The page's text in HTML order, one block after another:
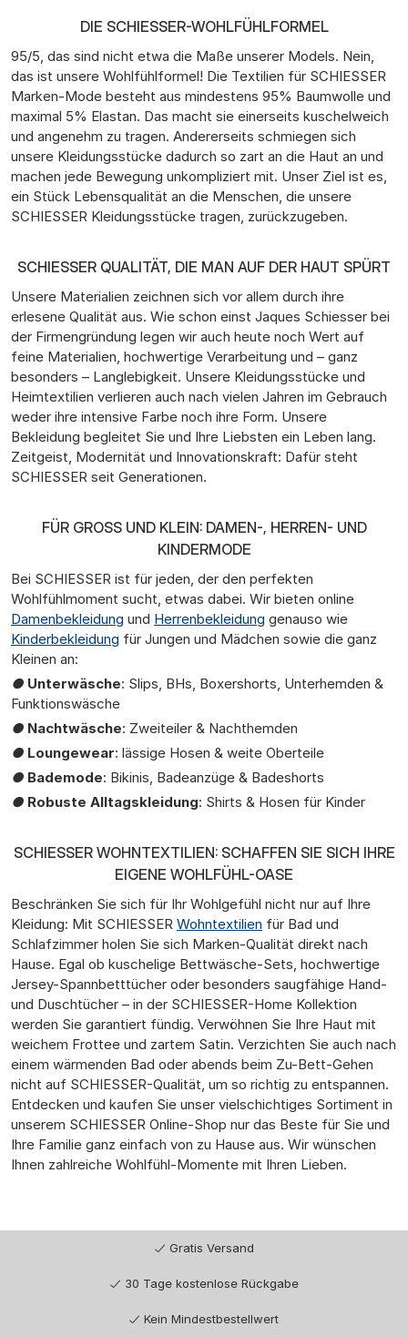
DIE SCHIESSER-WOHLFÜHLFORMEL
95/5, das sind nicht etwa die Maße unserer Models. Nein,
das ist unsere Wohlfühlformel! Die Textilien für SCHIESSER
Marken-Mode besteht aus mindestens 95% Baumwolle und
maximal 5% Elastan. Das macht sie einerseits kuschelweich
und angenehm zu tragen. Andererseits schmiegen sich
unsere Kleidungsstücke dadurch so zart an die Haut an und
machen jede Bewegung unkompliziert mit. Unser Ziel ist es,
ein Stück Lebensqualität an die Menschen, die unsere
SCHIESSER Kleidungsstücke tragen, zurückzugeben.
SCHIESSER QUALITÄT, DIE MAN AUF DER HAUT SPÜRT
Unsere Materialien zeichnen sich vor allem durch ihre
erlesene Qualität aus. Wie schon einst Jaques Schiesser bei
der Firmengründung legen wir auch heute noch Wert auf
feine Materialien, hochwertige Verarbeitung und – ganz
besonders – Langlebigkeit. Unsere Kleidungsstücke und
Heimtextilien verlieren auch nach vielen Jahren im Gebrauch
weder ihre intensive Farbe noch ihre Form. Unsere
Bekleidung begleitet Sie und Ihre Liebsten ein Leben lang.
Zeitgeist, Modernität und Innovationskraft: Dafür steht
SCHIESSER seit Generationen.
FÜR GROSS UND KLEIN: DAMEN-, HERREN- UND K
INDERMODE
Bei SCHIESSER ist für jeden, der den perfekten
Wohlfühlmoment sucht, etwas dabei. Wir bieten online
Damenbekleidung und Herrenbekleidung genauso wie
Kinderbekleidung für Jungen und Mädchen sowie die ganz
Kleinen an:
● Unterwäsche: Slips, BHs, Boxershorts, Unterhemden &
Funktionswäsche
● Nachtwäsche: Zweiteiler & Nachthemden
● Loungewear: lässige Hosen & weite Oberteile
● Bademode: Bikinis, Badeanzüge & Badeshorts
● Robuste Alltagskleidung: Shirts & Hosen für Kinder
SCHIESSER WOHNTEXTILIEN: SCHAFFEN SIE SICH IHRE
EIGENE WOHLFÜHL-OASE
Beschränken Sie sich für Ihr Wohlgefühl nicht nur auf Ihre
Kleidung: Mit SCHIESSER Wohntextilien für Bad und
Schlafzimmer holen Sie sich Marken-Qualität direkt nach
Hause. Egal ob kuschelige Bettwäsche-Sets, hochwertige
Jersey-Spannbetttücher oder besonders saugfähige Hand-
und Duschtücher – in der SCHIESSER-Home Kollektion
werden Sie garantiert fündig. Verwöhnen Sie Ihre Haut mit
weichem Frottee und zartem Satin. Verzichten Sie auch nach
einem wärmenden Bad oder abends beim Zu-Bett-Gehen
nicht auf SCHIESSER-Qualität, um so richtig zu entspannen.
Entdecken und kaufen Sie unser vielschichtiges Sortiment in
unserem SCHIESSER Online-Shop nur das Beste für Sie und
Ihre Familie ganz einfach von zu Hause aus. Wir wünschen
Ihnen zahlreiche Wohlfühl-Momente mit Ihren Lieben.
Gratis Versand
30 Tage kostenlose Rückgabe
Kein Mindestbestellwert